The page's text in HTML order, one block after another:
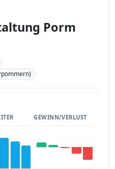
Porm
GEWINN/VERLUST